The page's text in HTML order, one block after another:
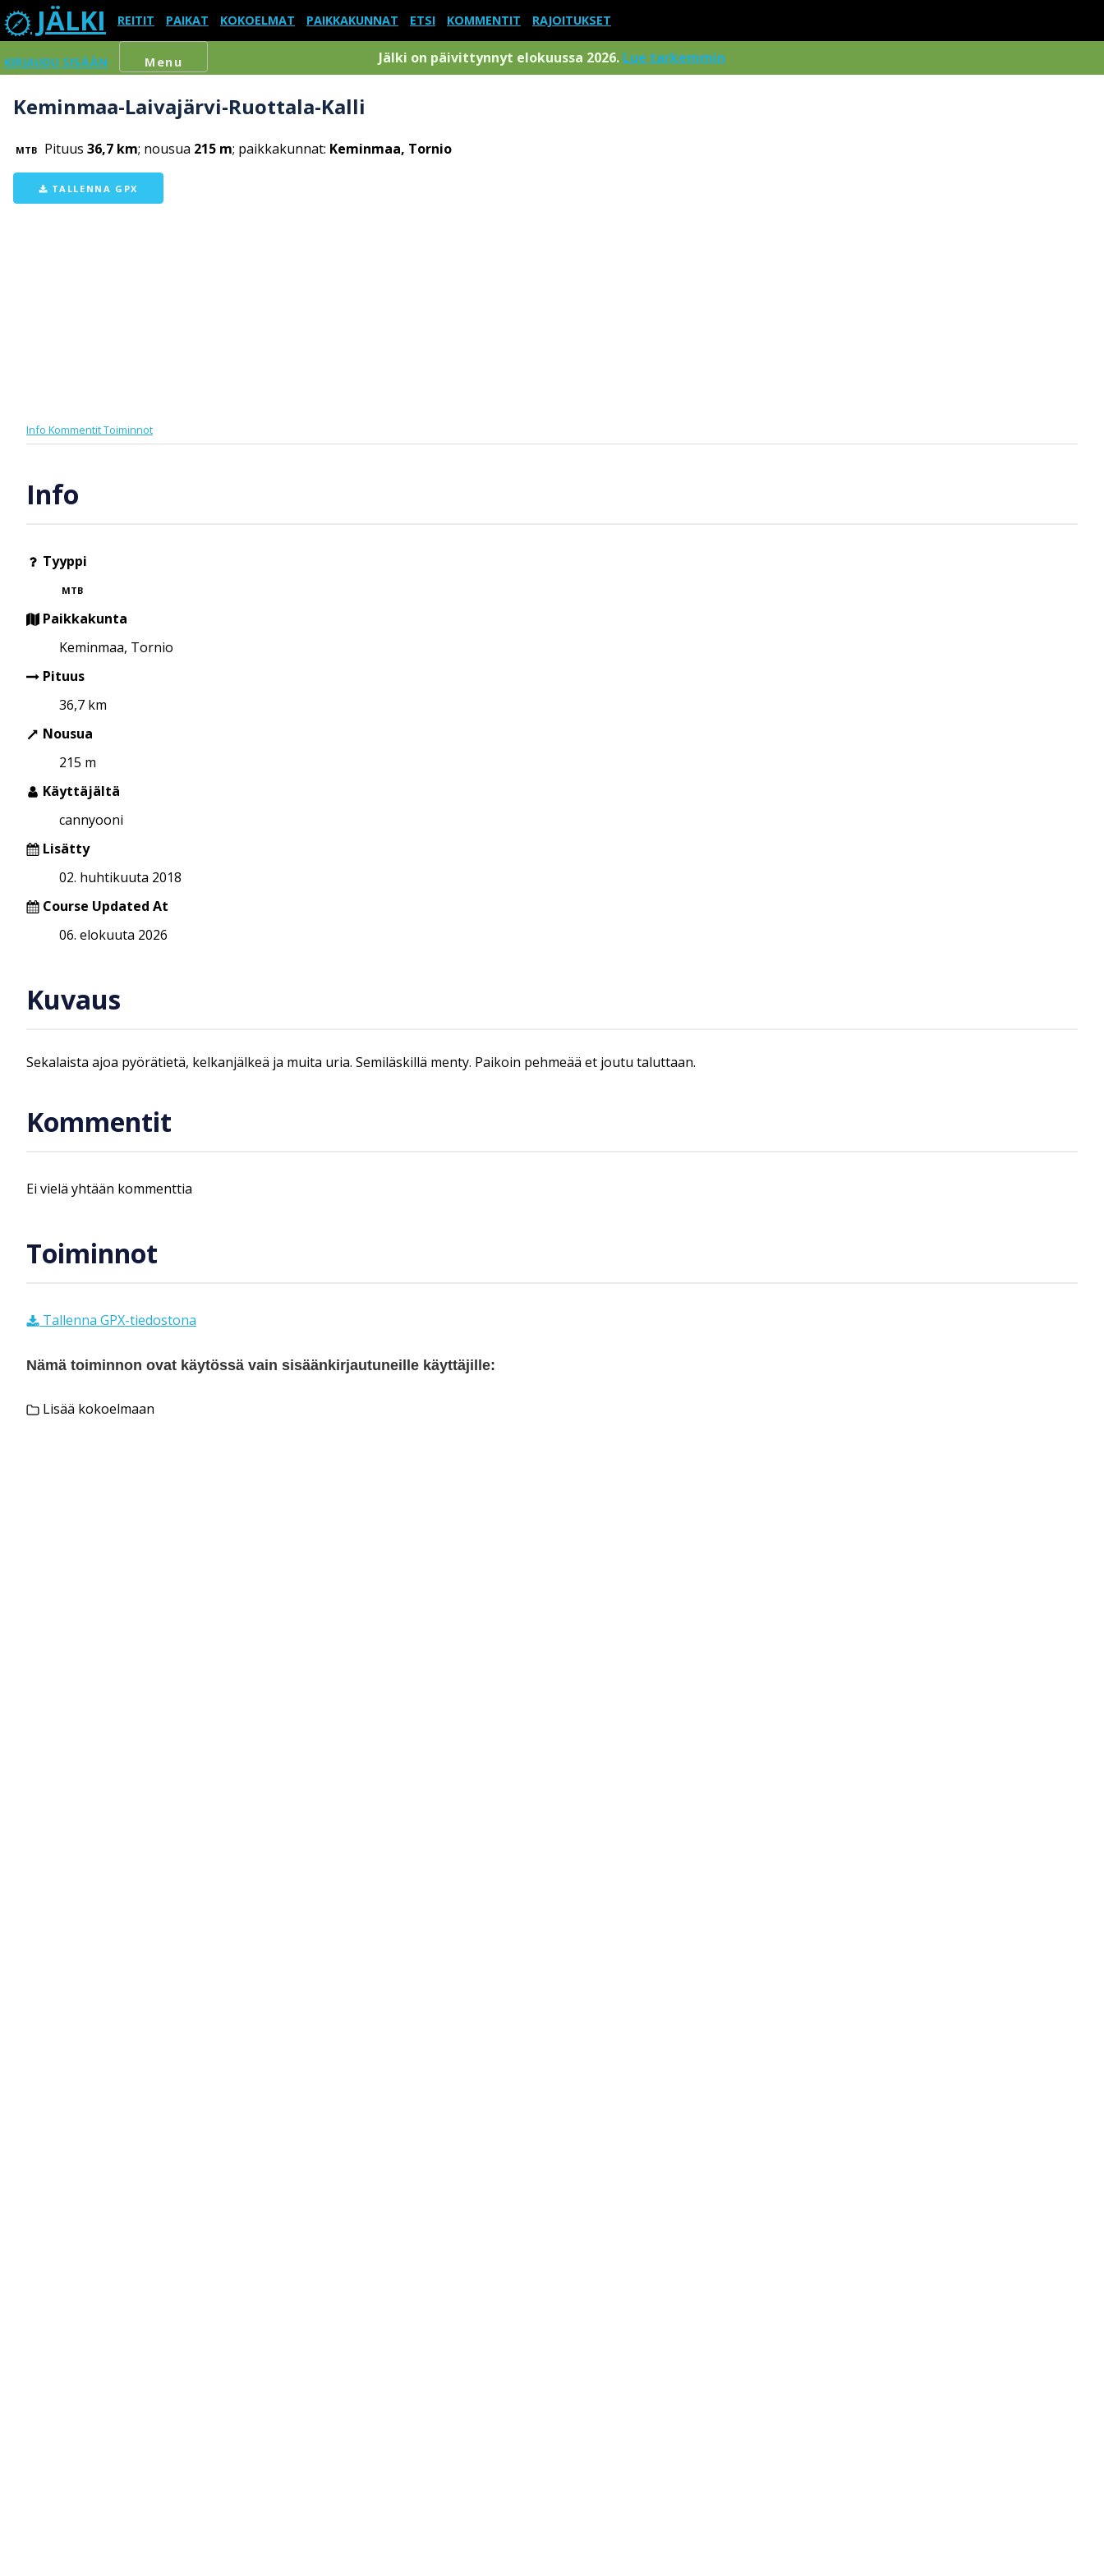
JÄLKI REITIT PAIKAT KOKOELMAT PAIKKAKUNNAT ETSI KOMMENTIT RAJOITUKSET
KIRJAUDU SISÄÄN Menu Jälki on päivittynnyt elokuussa 2026. Lue tarkemmin
Keminmaa-Laivajärvi-Ruottala-Kalli
MTB Pituus 36,7 km; nousua 215 m; paikkakunnat: Keminmaa, Tornio
TALLENNA GPX
Info KommentitToiminnot
Info
Tyyppi
MTB
Paikkakunta
Keminmaa, Tornio
Pituus
36,7 km
Nousua
215 m
Käyttäjältä
cannyooni
Lisätty
02. huhtikuuta 2018
Course Updated At
06. elokuuta 2026
Kuvaus
Sekalaista ajoa pyörätietä, kelkanjälkeä ja muita uria. Semiläskillä menty. Paikoin pehmeää et joutu taluttaan.
Kommentit
Ei vielä yhtään kommenttia
Toiminnot
Tallenna GPX-tiedostona
Nämä toiminnon ovat käytössä vain sisäänkirjautuneille käyttäjille:
Lisää kokoelmaan